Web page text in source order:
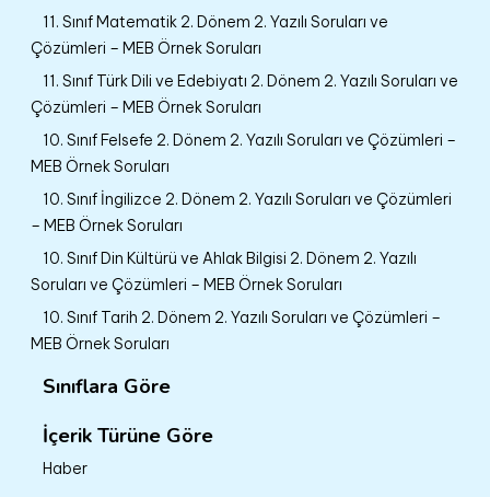
11. Sınıf Matematik 2. Dönem 2. Yazılı Soruları ve
Çözümleri – MEB Örnek Soruları
11. Sınıf Türk Dili ve Edebiyatı 2. Dönem 2. Yazılı Soruları ve
Çözümleri – MEB Örnek Soruları
10. Sınıf Felsefe 2. Dönem 2. Yazılı Soruları ve Çözümleri –
MEB Örnek Soruları
10. Sınıf İngilizce 2. Dönem 2. Yazılı Soruları ve Çözümleri
– MEB Örnek Soruları
10. Sınıf Din Kültürü ve Ahlak Bilgisi 2. Dönem 2. Yazılı
Soruları ve Çözümleri – MEB Örnek Soruları
10. Sınıf Tarih 2. Dönem 2. Yazılı Soruları ve Çözümleri –
MEB Örnek Soruları
Sınıflara Göre
İçerik Türüne Göre
Haber